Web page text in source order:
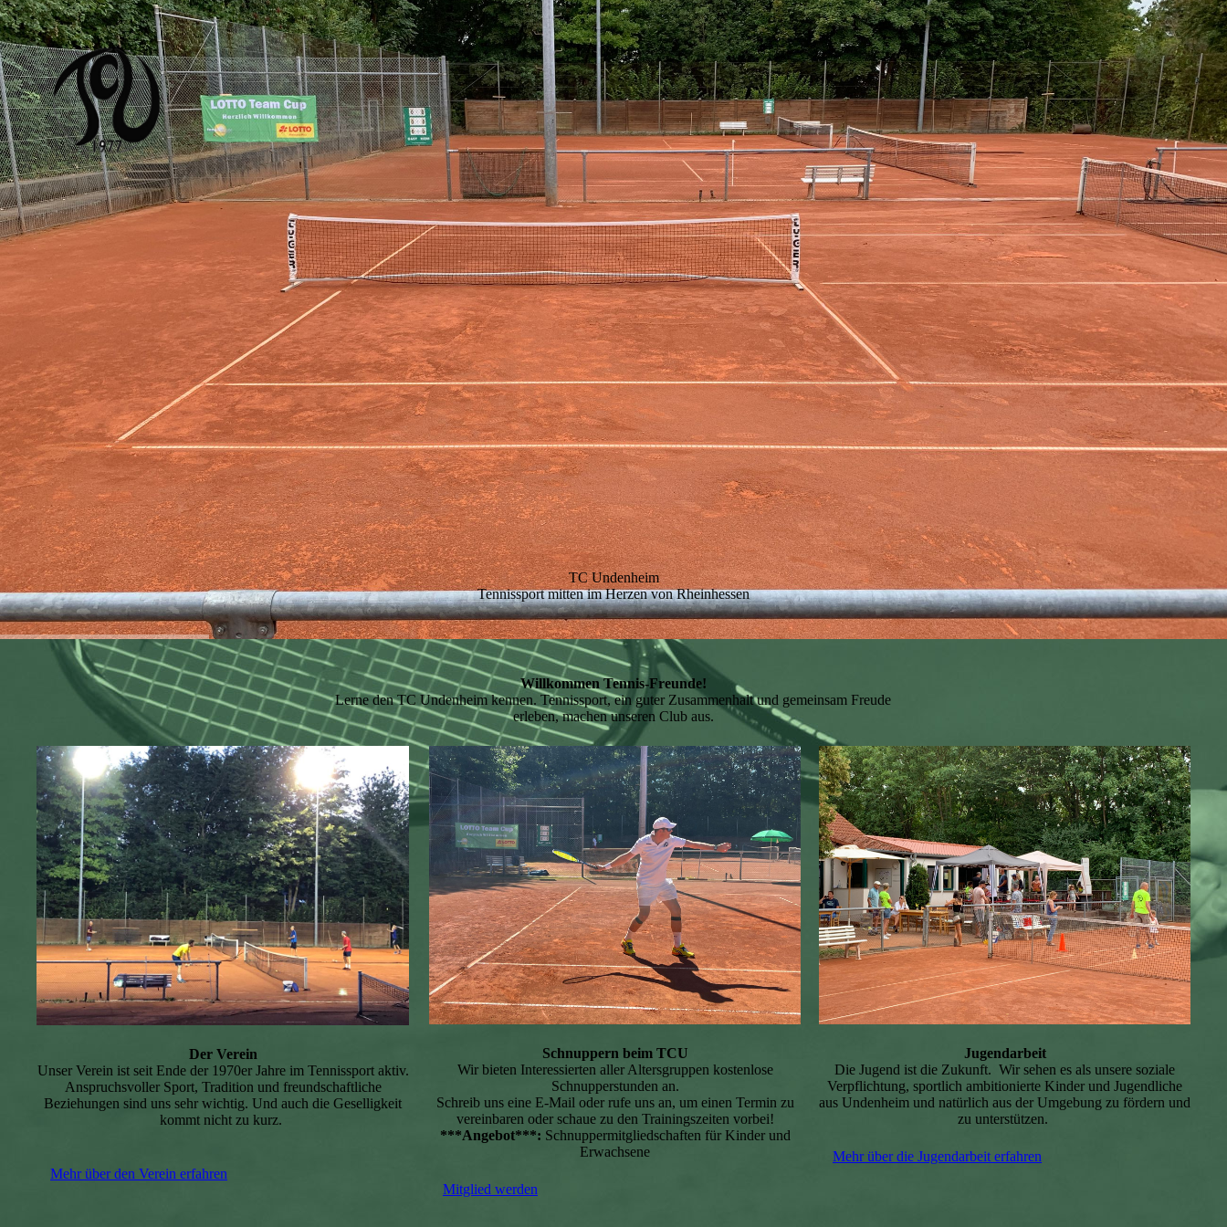
TC Undenheim
Tennissport mitten im Herzen von Rheinhessen
Willkommen Tennis-Freunde!
Lerne den TC Undenheim kennen. Tennissport, ein guter Zusammenhalt und gemeinsam Freude
erleben, machen unseren Club aus.
Der Verein
Unser Verein ist seit Ende der 1970er Jahre im Tennissport aktiv.
Anspruchsvoller Sport, Tradition und freundschaftliche
Beziehungen sind uns sehr wichtig. Und auch die Geselligkeit
kommt nicht zu kurz.
Mehr über den Verein erfahren
Schnuppern beim TCU
Wir bieten Interessierten aller Altersgruppen kostenlose
Schnupperstunden an.
Schreib uns eine E-Mail oder rufe uns an, um einen Termin zu
vereinbaren oder schaue zu den Trainingszeiten vorbei!
***Angebot***: Schnuppermitgliedschaften für Kinder und
Erwachsene
Mitglied werden
Jugendarbeit
Die Jugend ist die Zukunft. Wir sehen es als unsere soziale
Verpflichtung, sportlich ambitionierte Kinder und Jugendliche
aus Undenheim und natürlich aus der Umgebung zu fördern und
zu unterstützen.
Mehr über die Jugendarbeit erfahren